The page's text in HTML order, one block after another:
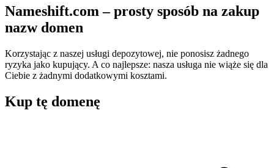
Nameshift.com – prosty sposób na zakup
nazw domen
Korzystając z naszej usługi depozytowej, nie ponosisz żadnego
ryzyka jako kupujący. A co najlepsze: nasza usługa nie wiąże się dla
Ciebie z żadnymi dodatkowymi kosztami.
Kup tę domenę